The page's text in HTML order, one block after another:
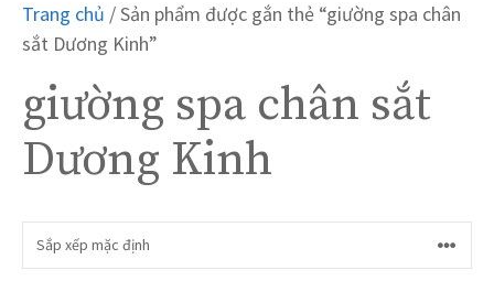
Trang chủ / Sản phẩm được gắn thẻ “giường spa chân
sắt Dương Kinh”
giường spa chân sắt
Dương Kinh